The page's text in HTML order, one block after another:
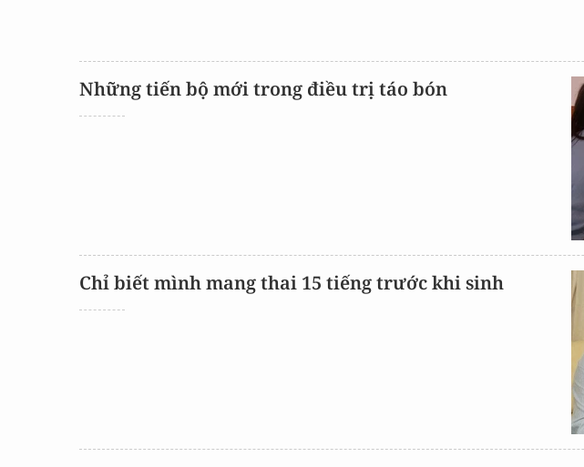
Những tiến bộ mới trong điều trị táo bón
Chỉ biết mình mang thai 15 tiếng trước khi sinh